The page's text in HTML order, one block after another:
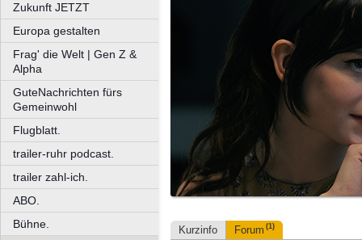
Zukunft JETZT
Europa gestalten
Frag' die Welt | Gen Z &
Alpha
GuteNachrichten fürs
Gemeinwohl
Flugblatt.
trailer-ruhr podcast.
trailer zahl-ich.
ABO.
Bühne.
Kurzinfo Forum (1)